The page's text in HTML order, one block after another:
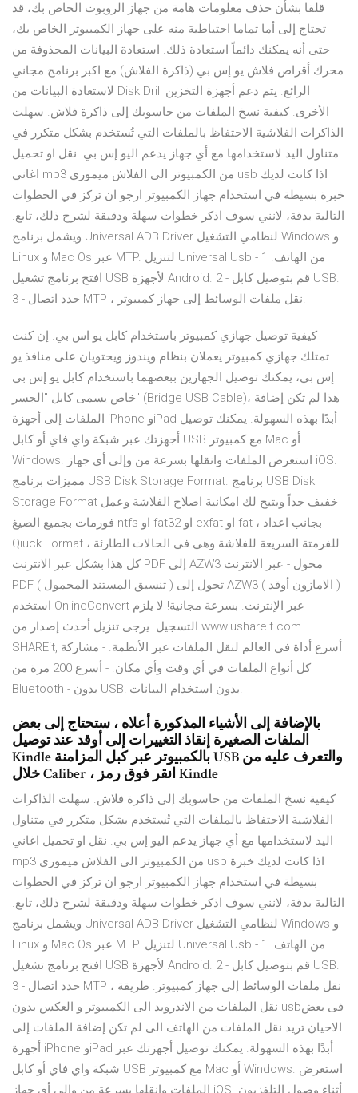
قلقا بشأن حذف معلومات هامة من جهاز الروبوت الخاص بك، قد
تحتاج إلى أما تماما احتياطية منه على جهاز الكمبيوتر الخاص بك،
حتى أنه يمكنك دائماً استعادة ذلك. استعادة البيانات المحذوفة من
محرك أقراص فلاش يو إس بي (ذاكرة الفلاش) مع اكبر برنامج مجاني
لاستعادة البيانات من Disk Drill الرائع. يتم دعم أجهزة التخزين
الأخرى. كيفية نسخ الملفات من حاسوبك إلى ذاكرة فلاش. سهلت
الذاكرات الفلاشية الاحتفاظ بالملفات التي تُستخدم بشكل متكرر في
متناول اليد لاستخدامها مع أي جهاز يدعم اليو إس بي. نقل او تحميل
اغاني mp3 من الكمبيوتر الى الفلاش ميموري usb اذا كانت لديك
خبرة بسيطة في استخدام جهاز الكمبيوتر ارجو ان تركز في الخطوات
التالية بدقة، لانني سوف اذكر خطوات سهلة ودقيقة لشرح ذلك، تابع.
ويشمل برنامج Universal ADB Driver لنظامي التشغيل Windows و
Linux و Mac Os عبر MTP. لتنزيل Universal Usb من الهاتف. 1 -
افتح برنامج تشغيل USB لأجهزة Android. 2 - قم بتوصيل كابل USB.
3 - حدد اتصال MTP ، نقل ملفات الوسائط إلى جهاز كمبيوتر.
كيفية توصيل جهازي كمبيوتر باستخدام كابل يو اس بي. إن كنت
تمتلك جهازي كمبيوتر يعملان بنظام ويندوز ويحتويان على منافذ يو
إس بي، يمكنك توصيل الجهازين ببعضهما باستخدام كابل يو إس بي
خاص يسمى كابل "الجسر" (Bridge USB Cable)، هذا لم تكن إضافة
الملفات إلى أجهزة iPhone وiPad أبدًا بهذه السهولة. يمكنك توصيل
أجهزتك عبر شبكة واي فاي أو كابل USB مع كمبيوتر Mac أو
Windows. استعرض الملفات وانقلها بسرعة من وإلى أي جهاز iOS.
مميزات برنامج USB Disk Storage Format. برنامج USB Disk
Storage Format خفيف جداً ويتيح لك امكانية اصلاح الفلاشة وعمل
فورمات بجميع الصيغ ntfs او fat32 او exfat او fat ، بجانب اعداد
Qiuck Format للفرمتة السريعة للفلاشة وهي في الحالات الطارئة ،
كل هذا بشكل عبر الانترنت PDF إلى AZW3 محول - عبر الانترنت
PDF ( تنسيق المستند المحمول ) تحول إلى AZW3 ( الامازون أوقد )
استخدم OnlineConvert عبر الإنترنت. بسرعة مجانية! لا يلزم
التسجيل. يرجى تنزيل أحدث إصدار من www.ushareit.com
SHAREit, أسرع أداة في العالم لنقل الملفات عبر الأنظمة. - مشاركة
كل أنواع الملفات في أي وقت وأي مكان. - أسرع 200 مرة من
Bluetooth - بدون USB! بدون استخدام البيانات!
بالإضافة إلى الأشياء المذكورة أعلاه ، ستحتاج إلى بعض
الملفات الصغيرة إنقاذ التغييرات إلى أوقد عند توصيل
Kindle بالكمبيوتر عبر كبل المزامنة USB والتعرف عليه من
خلال Caliber ، انقر فوق رمز Kindle
كيفية نسخ الملفات من حاسوبك إلى ذاكرة فلاش. سهلت الذاكرات
الفلاشية الاحتفاظ بالملفات التي تُستخدم بشكل متكرر في متناول
اليد لاستخدامها مع أي جهاز يدعم اليو إس بي. نقل او تحميل اغاني
mp3 من الكمبيوتر الى الفلاش ميموري usb اذا كانت لديك خبرة
بسيطة في استخدام جهاز الكمبيوتر ارجو ان تركز في الخطوات
التالية بدقة، لانني سوف اذكر خطوات سهلة ودقيقة لشرح ذلك، تابع.
ويشمل برنامج Universal ADB Driver لنظامي التشغيل Windows و
Linux و Mac Os عبر MTP. لتنزيل Universal Usb من الهاتف. 1 -
افتح برنامج تشغيل USB لأجهزة Android. 2 - قم بتوصيل كابل USB.
3 - حدد اتصال MTP ، نقل ملفات الوسائط إلى جهاز كمبيوتر. طريقة
نقل الملفات من الاندرويد الى الكمبيوتر و العكس بدون usbفى بعض
الاحيان تريد نقل الملفات من الهاتف الى لم تكن إضافة الملفات إلى
أجهزة iPhone وiPad أبدًا بهذه السهولة. يمكنك توصيل أجهزتك عبر
شبكة واي فاي أو كابل USB مع كمبيوتر Mac أو Windows. استعرض